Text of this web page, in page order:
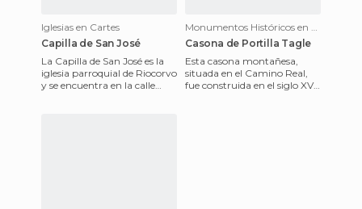
Iglesias en Cartes
Capilla de San José
La Capilla de San José es la
iglesia parroquial de Riocorvo
y se encuentra en la calle
Monumentos Históricos en Cartes
Casona de Portilla Tagle
Esta casona montañesa,
situada en el Camino Real,
fue construida en el siglo XVII.